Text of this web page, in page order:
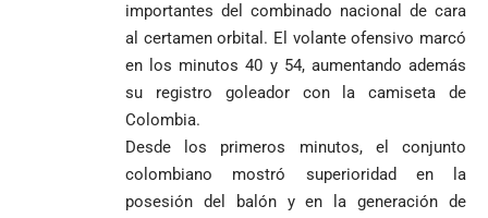
importantes del combinado nacional de cara
al certamen orbital. El volante ofensivo marcó
en los minutos 40 y 54, aumentando además
su registro goleador con la camiseta de
Colombia.
Desde los primeros minutos, el conjunto
colombiano mostró superioridad en la
posesión del balón y en la generación de
Antioquia
niega pérdida
de investidura
a concejales
de Medellín
«Gury»
Rodríguez y
Damián Pérez
ordena acto de
desagravio
Falleció el padre
Abelardo de la
Espriella es
elegido
presidente de
Colombia tras
una histórica y
reñida
Japón rescata
un empate
agónico ante
Países Bajos
duelo
mundialista
LA POLICRISIS
COMO HERENCIA
Cardenal Rueda
pide desarmar el
corazón para
construir juntos
reconciliada